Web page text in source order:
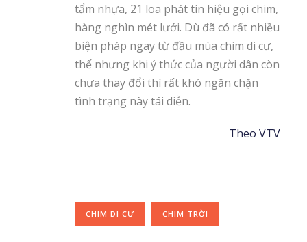
tẩm nhựa, 21 loa phát tín hiệu gọi chim,
hàng nghìn mét lưới. Dù đã có rất nhiều
biện pháp ngay từ đầu mùa chim di cư,
thế nhưng khi ý thức của người dân còn
chưa thay đổi thì rất khó ngăn chặn
tình trạng này tái diễn.
Theo VTV
CHIM DI CƯ CHIM TRỜI